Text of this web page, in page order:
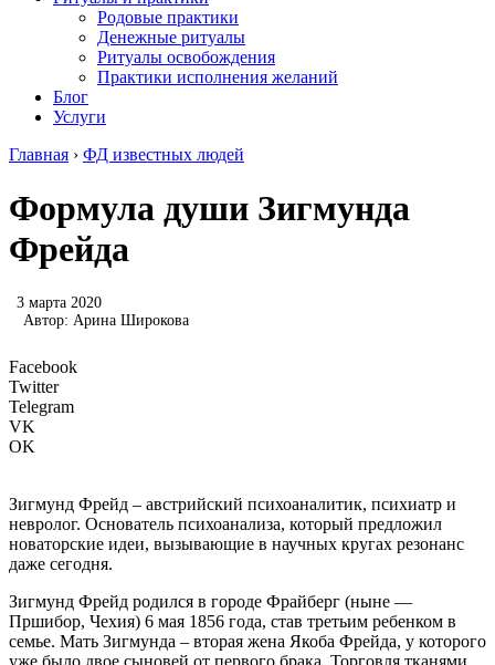
Родовые практики
Денежные ритуалы
Ритуалы освобождения
Практики исполнения желаний
Блог
Услуги
Главная › ФД известных людей
Формула души Зигмунда
Фрейда
3 марта 2020
Автор: Арина Широкова
Facebook
Twitter
Telegram
VK
OK
Зигмунд Фрейд – австрийский психоаналитик, психиатр и
невролог. Основатель психоанализа, который предложил
новаторские идеи, вызывающие в научных кругах резонанс
даже сегодня.
Зигмунд Фрейд родился в городе Фрайберг (ныне —
Пршибор, Чехия) 6 мая 1856 года, став третьим ребенком в
семье. Мать Зигмунда – вторая жена Якоба Фрейда, у которого
уже было двое сыновей от первого брака. Торговля тканями